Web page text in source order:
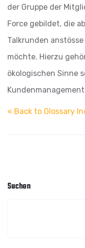
der Gruppe der
Force gebildet, die
Talkrunden
möchte. Hierzu
ökologischen Sinne
« Back to Glossary
Suchen